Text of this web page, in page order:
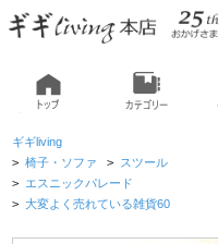
ギギliving
> 椅子・ソファ > スツール
> エスニックパレード
> 大変よく売れている雑貨60